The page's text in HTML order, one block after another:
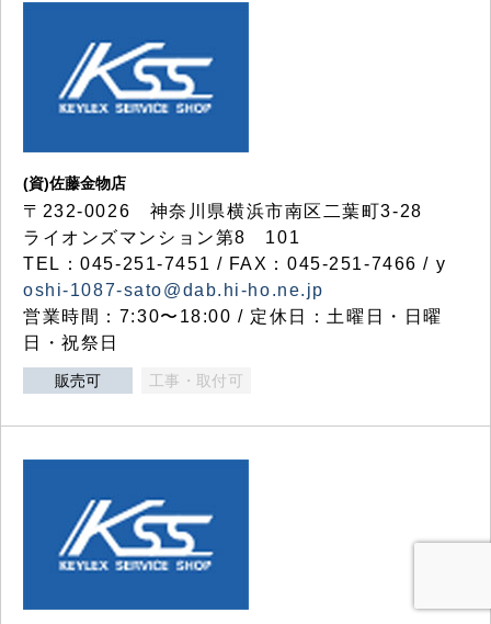
(資)佐藤金物店
〒232-0026 神奈川県横浜市南区二葉町3-28
ライオンズマンション第8 101
TEL：045-251-7451 / FAX：045-251-7466 / y
oshi-1087-sato@dab.hi-ho.ne.jp
営業時間：7:30〜18:00 / 定休日：土曜日・日曜
日・祝祭日
販売可 工事・取付可